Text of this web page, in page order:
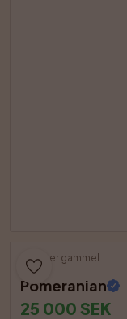
8 uker gammel
Pomeranian
25 000 SEK